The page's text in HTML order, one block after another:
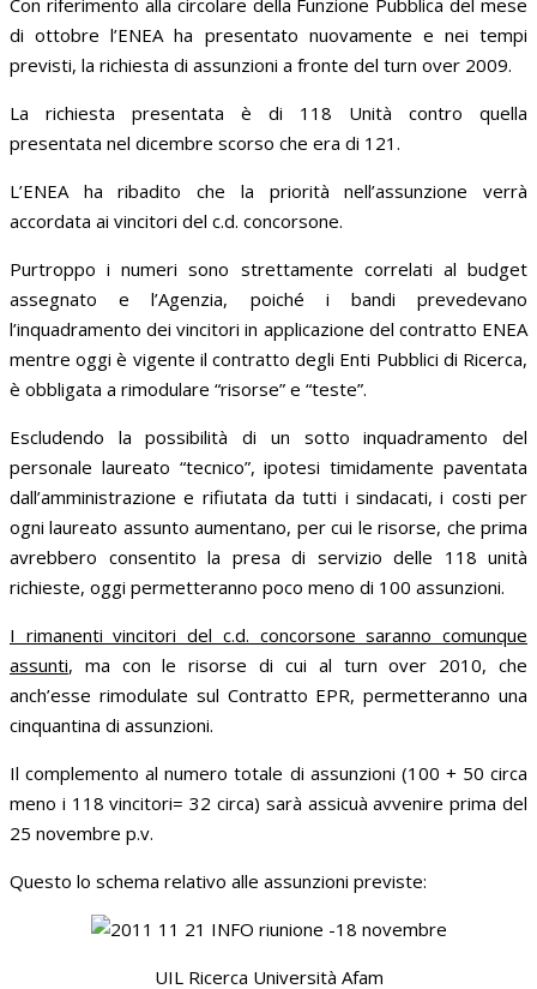
Con riferimento alla circolare della Funzione Pubblica del mese
di ottobre l’ENEA ha presentato nuovamente e nei tempi
previsti, la richiesta di assunzioni a fronte del turn over 2009.
La richiesta presentata è di 118 Unità contro quella
presentata nel dicembre scorso che era di 121.
L’ENEA ha ribadito che la priorità nell’assunzione verrà
accordata ai vincitori del c.d. concorsone.
Purtroppo i numeri sono strettamente correlati al budget
assegnato e l’Agenzia, poiché i bandi prevedevano
l’inquadramento dei vincitori in applicazione del contratto ENEA
mentre oggi è vigente il contratto degli Enti Pubblici di Ricerca,
è obbligata a rimodulare “risorse” e “teste”.
Escludendo la possibilità di un sotto inquadramento del
personale laureato “tecnico”, ipotesi timidamente paventata
dall’amministrazione e rifiutata da tutti i sindacati, i costi per
ogni laureato assunto aumentano, per cui le risorse, che prima
avrebbero consentito la presa di servizio delle 118 unità
richieste, oggi permetteranno poco meno di 100 assunzioni.
I rimanenti vincitori del c.d. concorsone saranno comunque
assunti, ma con le risorse di cui al turn over 2010, che
anch’esse rimodulate sul Contratto EPR, permetteranno una
cinquantina di assunzioni.
Il complemento al numero totale di assunzioni (100 + 50 circa
meno i 118 vincitori= 32 circa) sarà assicuà avvenire prima del
25 novembre p.v.
Questo lo schema relativo alle assunzioni previste:
UIL Ricerca Università Afam